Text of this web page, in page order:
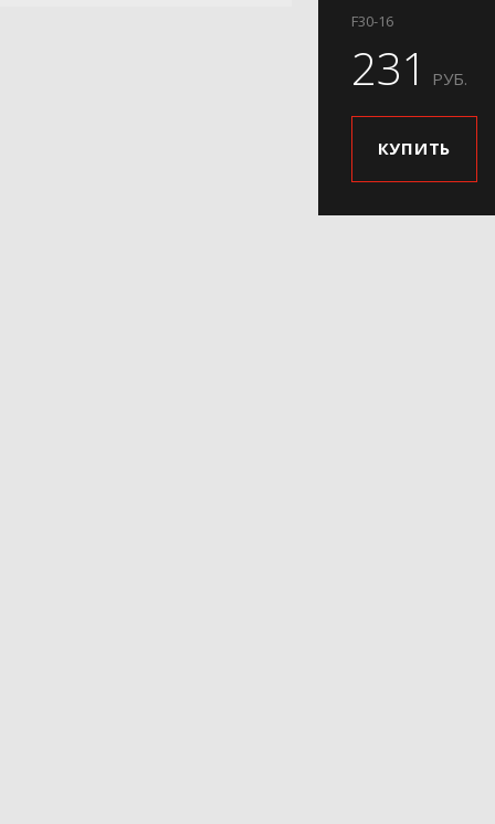
F30-16
231 РУБ.
КУПИТЬ